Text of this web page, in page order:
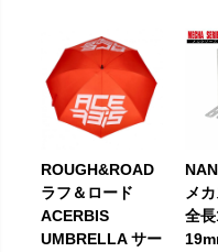
ROUGH&ROAD
ラフ＆ロード
ACERBIS
UMBRELLA サー
メ
全